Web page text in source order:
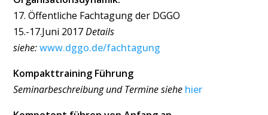
17. Öffentliche Fachtagung der DGGO
15.-17.Juni 2017Details
siehe:www.dggo.de/fachtagung
Kompakttraining Führung
Seminarbeschreibung und Termine siehe hier